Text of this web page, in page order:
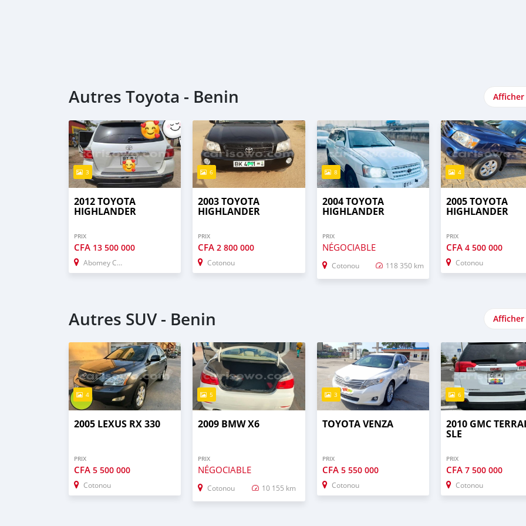
Autres Toyota - Benin
3
2012 TOYOTA
HIGHLANDER
PRIX
CFA 13 500 000
Abomey Calavi
6
2003 TOYOTA
HIGHLANDER
PRIX
CFA2 800 000
Cotonou
8
2004 TOYOTA
HIGHLANDER
PRIX
NÉGOCIABLE
Cotonou 118 350 km
4
2005 TOYOTA
HIGHLANDER
PRIX
CFA 4 500 000
Cotonou
Autres SUV - Benin
4
2005 LEXUS RX 330
PRIX
CFA 5 500 000
Cotonou
5
2009 BMW X6
PRIX
NÉGOCIABLE
Cotonou 10 155 km
3
TOYOTA VENZA
PRIX
CFA 5 550 000
Cotonou
6
2010 GMC
SLE
PRIX
CFA 7 500 000
Cotonou